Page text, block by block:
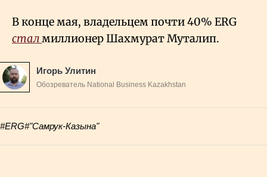
В конце мая, владельцем почти 40% ERG
сталмиллионер Шахмурат Муталип.
Игорь Улитин
Обозреватель National Business Kazakhstan
#ERG#"Самрук-Казына"